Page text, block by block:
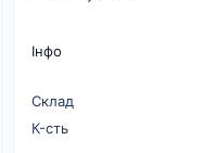
Інфо
Склад
К-cть